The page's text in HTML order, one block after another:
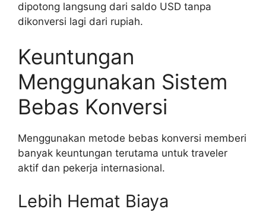
dipotong langsung dari saldo USD tanpa
dikonversi lagi dari rupiah.
Keuntungan
Menggunakan Sistem
Bebas Konversi
Menggunakan metode bebas konversi memberi
banyak keuntungan terutama untuk traveler
aktif dan pekerja internasional.
Lebih Hemat Biaya